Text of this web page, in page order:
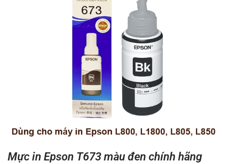
Mực in Epson T673 màu đen chính hãng